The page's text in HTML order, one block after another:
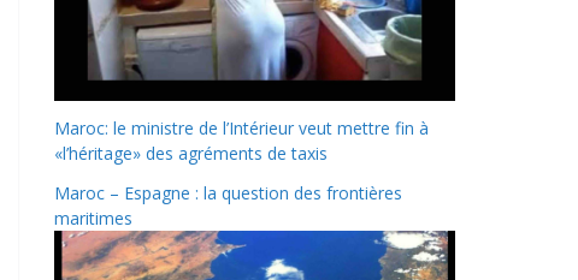
Maroc: le ministre de l’Intérieur veut mettre fin à
«l’héritage» des agréments de taxis
Maroc – Espagne : la question des frontières
maritimes